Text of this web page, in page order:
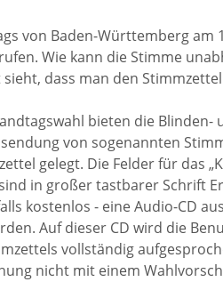
von Baden-Württemberg am
Wie kann die Stimme
dass man den
bieten die Blinden-
von sogenannten
gelegt. Die Felder für das
in großer tastbarer Schrift
kostenlos - eine Audio-CD
Auf dieser CD wird die
vollständig
nicht mit einem